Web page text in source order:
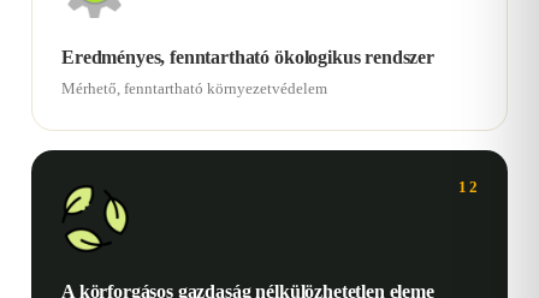
Eredményes, fenntartható ökologikus rendszer
Mérhető, fenntartható környezetvédelem
12
A körforgásos gazdaság nélkülözhetetlen eleme